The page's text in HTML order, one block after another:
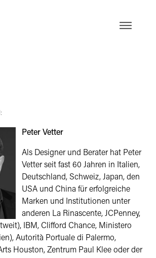
EN
Peter Vetter
Als Designer und Berater hat Peter
Vetter seit fast 60 Jahren in Italien,
Deutschland, Schweiz, Japan, den
USA und China für erfolgreiche
Marken und Institutionen unter
anderen La Rinascente, JCPenney,
IBM, Clifford Chance, Ministero
Autorità Portuale di Palermo,
Houston, Zentrum Paul Klee oder der